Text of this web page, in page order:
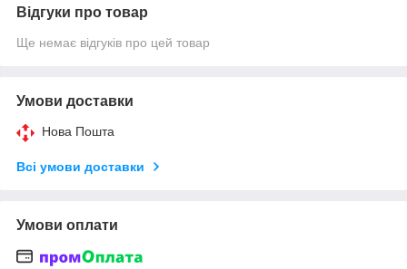
Відгуки про товар
Ще немає відгуків про цей товар
Умови доставки
Нова Пошта
Всі умови доставки
Умови оплати